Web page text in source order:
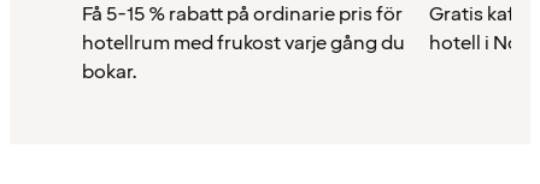
Få 5-15 % rabatt på ordinarie pris för
hotellrum med frukost varje gång du
bokar.
Gratis kaffe
hotell i